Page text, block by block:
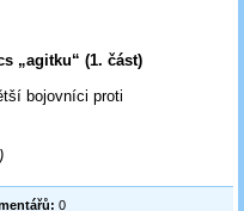
„agitku“ (1. část)
bojovníci proti
0